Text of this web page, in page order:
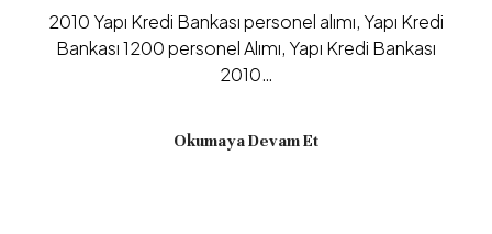
2010 Yapı Kredi Bankası personel alımı, Yapı Kredi
Bankası 1200 personel Alımı, Yapı Kredi Bankası
2010…
Okumaya Devam Et